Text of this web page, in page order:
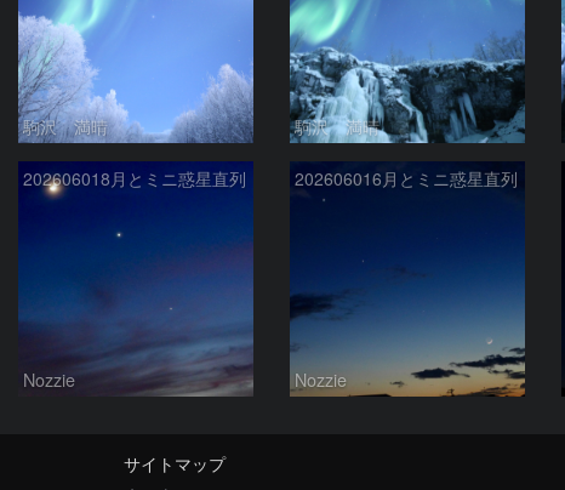
駒沢 満晴 駒沢 満晴
202606018月とミニ惑星直列
Nozzie
202606016月とミニ惑星直列
Nozzie
サイトマップ